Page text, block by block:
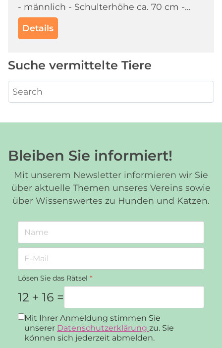
- männlich - Schulterhöhe ca. 70 cm -...
Details
Suche vermittelte Tiere
Bleiben Sie informiert!
Mit unserem Newsletter informieren wir Sie
über aktuelle Themen unseres Vereins sowie
über Wissenswertes zu Hunden und Katzen.
Lösen Sie das Rätsel *
12 + 16 =
Datenschutz*
Mit Ihrer Anmeldung stimmen Sie
unserer Datenschutzerklärung zu. Sie
können sich jederzeit abmelden.